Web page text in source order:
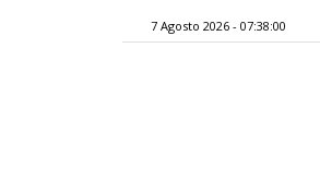
7 Agosto 2026 - 07:38:00